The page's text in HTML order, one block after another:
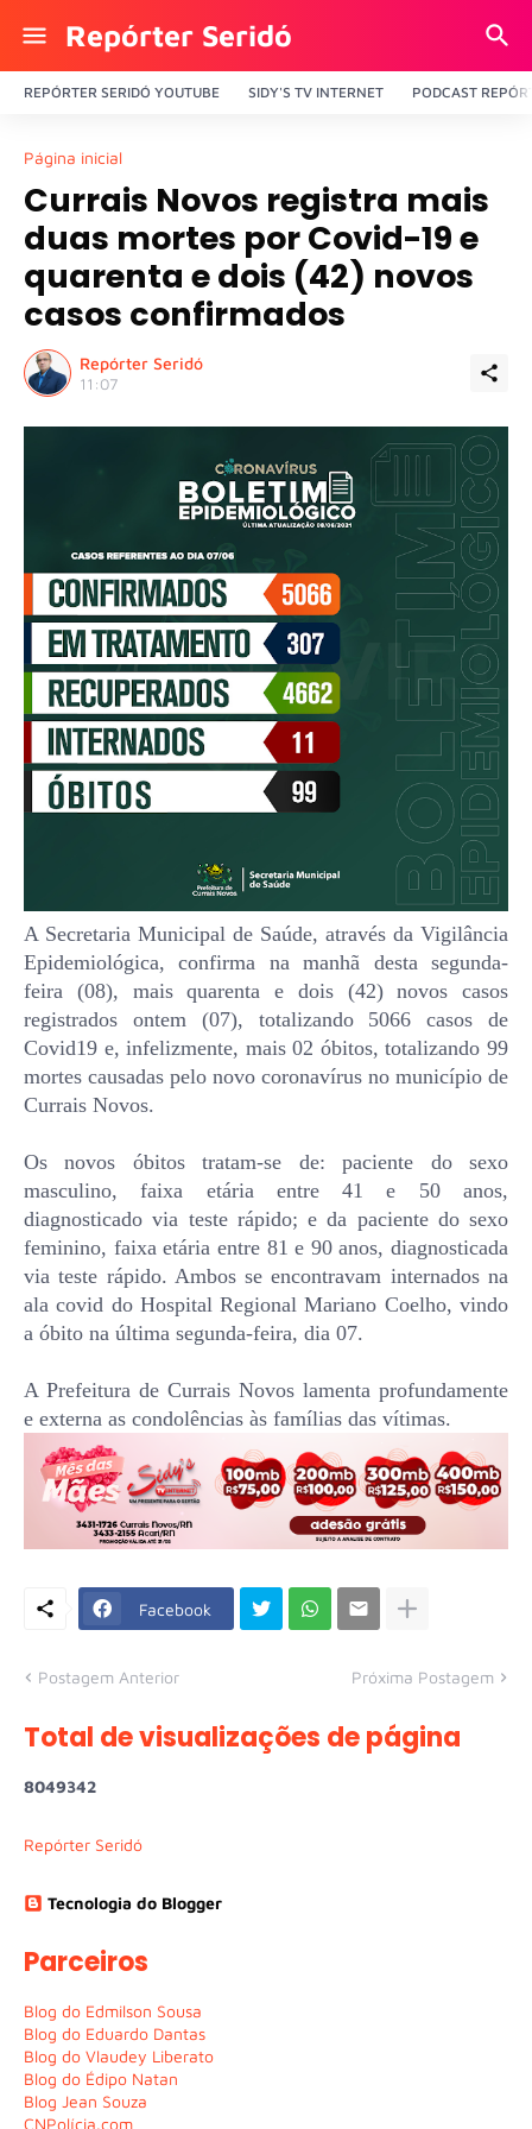
Repórter Seridó
REPÓRTER SERIDÓ YOUTUBE SIDY'S TV INTERNET PODCAST
Página inicial
Currais Novos registra mais
duas mortes por Covid-19 e
quarenta e dois (42) novos
casos confirmados
Repórter Seridó
11:07
A Secretaria Municipal de Saúde, através da Vigilância
Epidemiológica, confirma na manhã desta segunda-
feira (08), mais quarenta e dois (42) novos casos
registrados ontem (07), totalizando 5066 casos de
Covid19 e, infelizmente, mais 02 óbitos, totalizando 99
mortes causadas pelo novo coronavírus no município de
Currais Novos.
Os novos óbitos tratam-se de: paciente do sexo
masculino, faixa etária entre 41 e 50 anos,
diagnosticado via teste rápido; e da paciente do sexo
feminino, faixa etária entre 81 e 90 anos, diagnosticada
via teste rápido. Ambos se encontravam internados na
ala covid do Hospital Regional Mariano Coelho, vindo
a óbito na última segunda-feira, dia 07.
A Prefeitura de Currais Novos lamenta profundamente
e externa as condolências às famílias das vítimas.
Facebook
Postagem Anterior Próxima Postagem
Total de visualizações de página
8049342
Repórter Seridó
Tecnologia do Blogger
Parceiros
Blog do Edmilson Sousa
Blog do Eduardo Dantas
Blog do Vlaudey Liberato
Blog do Édipo Natan
Blog Jean Souza
CNPolícia.com